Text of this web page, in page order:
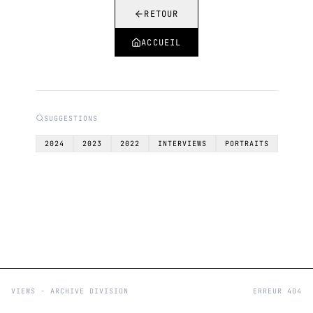
RETOUR
ACCUEIL
SUGGESTIONS
2024 2023 2022 INTERVIEWS PORTRAITS
VIEWS - ARCHIVE DIVISION ERREUR 404